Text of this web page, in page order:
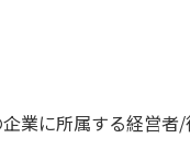
業に所属する経営者